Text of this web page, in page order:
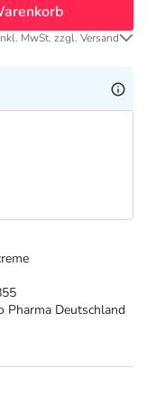
Pharma Deutschland
MwSt. zzgl. Versand